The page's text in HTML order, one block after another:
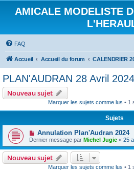
AMICALE MODELISTE
FAQ
Accueil Accueil du forum CALENDRIER
PLAN'AUDRAN 28 Avril 2024
Nouveau sujet
Marquer les sujets comme lus • 1
Sujets
Annulation Plan'Audran 2024
Dernier message par Michel Jugie « 25
Nouveau sujet
Marquer les sujets comme lus • 1